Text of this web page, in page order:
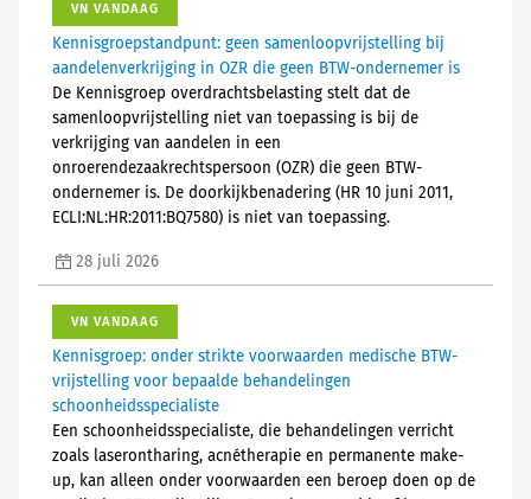
VN VANDAAG
Kennisgroepstandpunt: geen samenloopvrijstelling bij
aandelenverkrijging in OZR die geen BTW-ondernemer is
De Kennisgroep overdrachtsbelasting stelt dat de
samenloopvrijstelling niet van toepassing is bij de
verkrijging van aandelen in een
onroerendezaakrechtspersoon (OZR) die geen BTW-
ondernemer is. De doorkijkbenadering (HR 10 juni 2011,
ECLI:NL:HR:2011:BQ7580) is niet van toepassing.
28 juli 2026
VN VANDAAG
Kennisgroep: onder strikte voorwaarden medische BTW-
vrijstelling voor bepaalde behandelingen
schoonheidsspecialiste
Een schoonheidsspecialiste, die behandelingen verricht
zoals laserontharing, acnétherapie en permanente make-
up, kan alleen onder voorwaarden een beroep doen op de